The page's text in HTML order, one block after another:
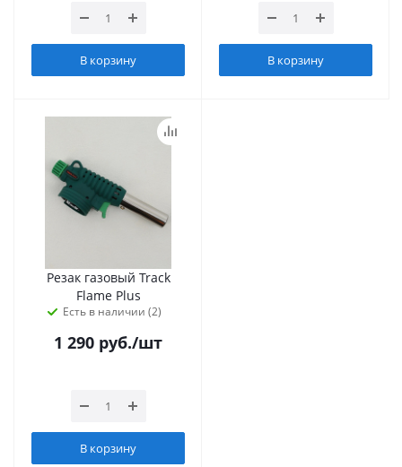
В корзину В корзину
Резак газовый Track
Flame Plus
Есть в наличии (2)
1 290 руб./шт
В корзину